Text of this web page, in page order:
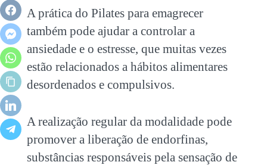
A prática do Pilates para emagrecer
também pode ajudar a controlar a
ansiedade e o estresse, que muitas vezes
estão relacionados a hábitos alimentares
desordenados e compulsivos.
A realização regular da modalidade pode
promover a liberação de endorfinas,
substâncias responsáveis pela sensação de